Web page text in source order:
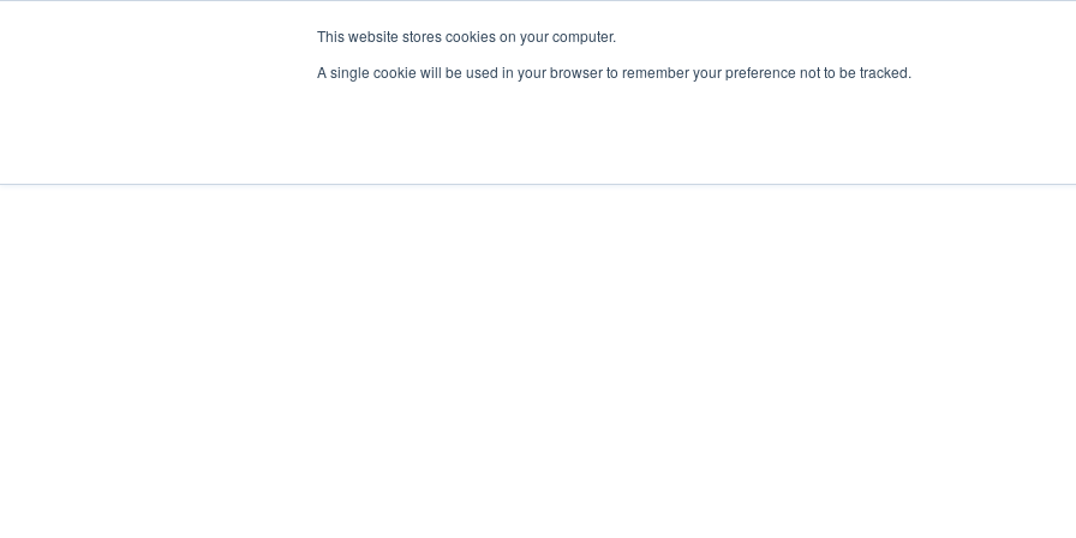
This website stores cookies on your computer.
A single cookie will be used in your browser to remember your preference not to be tracked.